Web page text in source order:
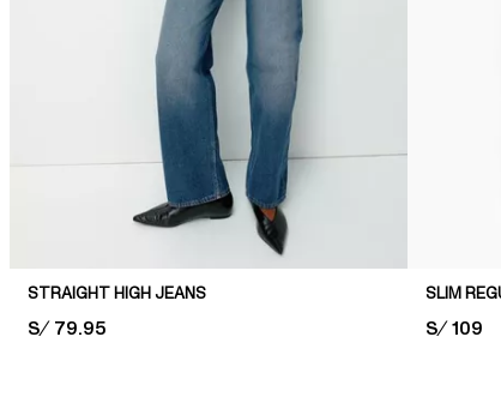
STRAIGHT HIGH JEANS
PRICE:
S/ 79.95
SLIM
PRICE:
S/ 109